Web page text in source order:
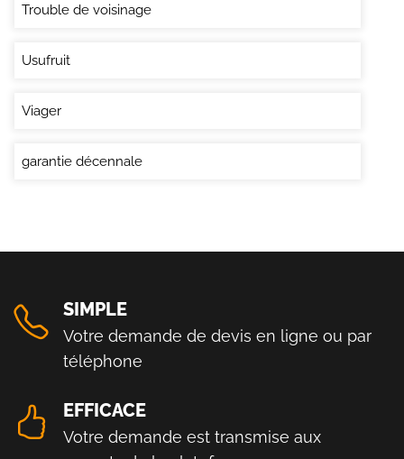
Trouble de voisinage
Usufruit
Viager
garantie décennale
SIMPLE
Votre demande de devis en ligne ou par
téléphone
EFFICACE
Votre demande est transmise aux